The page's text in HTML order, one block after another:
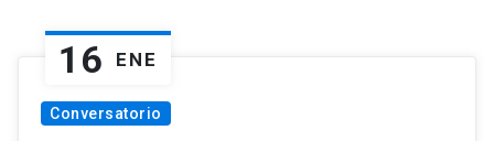
16 ENE
Conversatorio